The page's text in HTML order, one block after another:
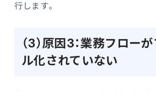
行します。
（3）原因3：業務フロー
ル化されていない